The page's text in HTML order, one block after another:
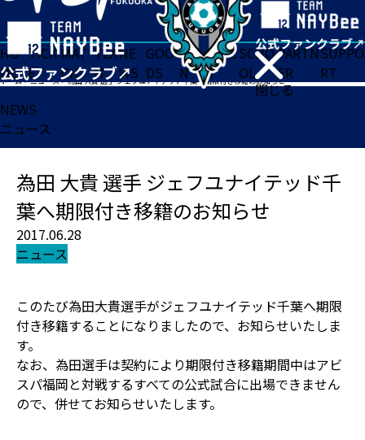
閉じる
HO
ME
TICK
ET
MAT
CH
TEA
M
NE
WS
GOO
DS
FA
N
ACADE
MY
SCHO
OL
PARTN
ER
SUPPO
RT
ホーム>ニュース>為田 大貴 選手 ジェフユナイテッド千葉へ期限付き移籍のお知らせ
NEWS
ニュース
為田 大貴 選手 ジェフユナイテッド千
葉へ期限付き移籍のお知らせ
2017.06.28
ニュース
このたび為田大貴選手がジェフユナイテッド千葉へ期限
付き移籍することになりましたので、お知らせいたしま
す。
なお、為田選手は契約により期限付き移籍期間中はアビ
スパ福岡と対戦するすべての公式試合に出場できません
ので、併せてお知らせいたします。